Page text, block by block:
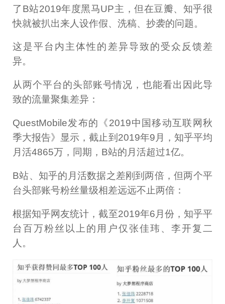
了B站2019年度黑马UP主，但在豆瓣、知乎很
快就被扒出来人设作假、洗稿、抄袭的问题。
这是平台内主体性的差异导致的受众反馈差
异。
从两个平台的头部账号情况，也能看出因此导
致的流量聚集差异：
QuestMobile发布的《2019中国移动互联网秋
季大报告》显示，截止到2019年9月，知乎平均
月活4865万，同期，B站的月活超过1亿。
B站、知乎的月活数据之差刚到两倍，但两个平
台头部账号粉丝量级相差远远不止两倍：
根据知乎网友统计，截至2019年6月份，知乎平
台百万粉丝以上的用户仅张佳玮、李开复二
人。